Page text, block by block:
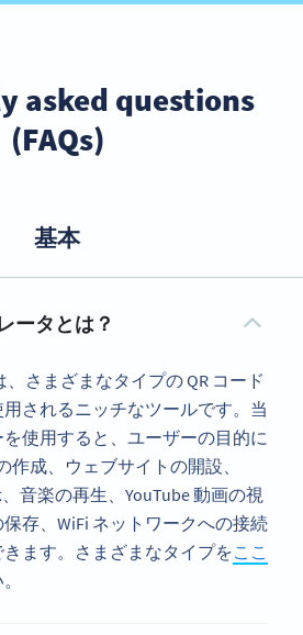
asked questions
(FAQs)
基本
ータとは？
、さまざまなタイプの QR コード
されるニッチなツールです。当
使用すると、ユーザーの目的に
作成、ウェブサイトの開設、
音楽の再生、YouTube 動画の視
存、WiFi ネットワークへの接続
ます。さまざまなタイプをここ